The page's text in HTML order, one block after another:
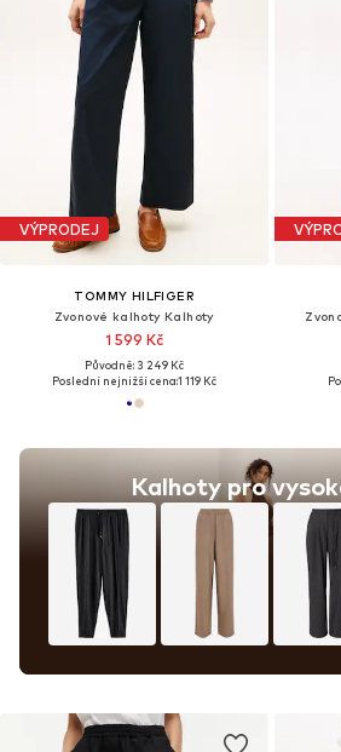
VÝPRODEJ
TOMMY HILFIGER
Zvonové kalhoty Kalhoty
1 599 Kč
Původně: 3 249 Kč
Poslední nejnižší cena:1 119 Kč
Kalhoty pro